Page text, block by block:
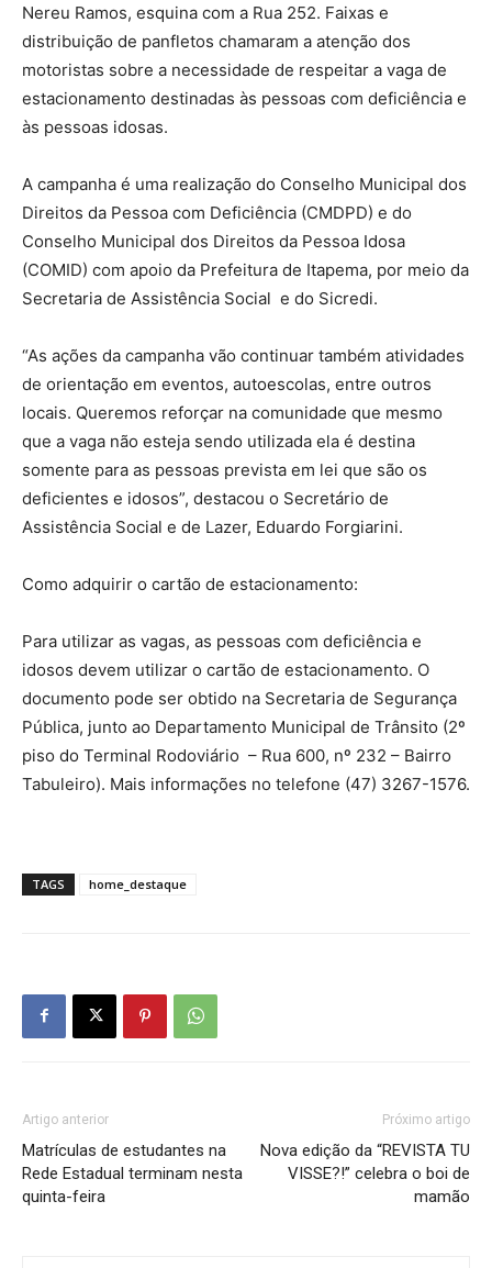
Nereu Ramos, esquina com a Rua 252. Faixas e
distribuição de panfletos chamaram a atenção dos
motoristas sobre a necessidade de respeitar a vaga de
estacionamento destinadas às pessoas com deficiência e
às pessoas idosas.
A campanha é uma realização do Conselho Municipal dos
Direitos da Pessoa com Deficiência (CMDPD) e do
Conselho Municipal dos Direitos da Pessoa Idosa
(COMID) com apoio da Prefeitura de Itapema, por meio da
Secretaria de Assistência Social e do Sicredi.
“As ações da campanha vão continuar também atividades
de orientação em eventos, autoescolas, entre outros
locais. Queremos reforçar na comunidade que mesmo
que a vaga não esteja sendo utilizada ela é destina
somente para as pessoas prevista em lei que são os
deficientes e idosos”, destacou o Secretário de
Assistência Social e de Lazer, Eduardo Forgiarini.
Como adquirir o cartão de estacionamento:
Para utilizar as vagas, as pessoas com deficiência e
idosos devem utilizar o cartão de estacionamento. O
documento pode ser obtido na Secretaria de Segurança
Pública, junto ao Departamento Municipal de Trânsito (2º
piso do Terminal Rodoviário – Rua 600, nº 232 – Bairro
Tabuleiro). Mais informações no telefone (47) 3267-1576.
TAGS home_destaque
Artigo anterior
Matrículas de estudantes na
Rede Estadual terminam nesta
quinta-feira
Próximo artigo
Nova edição da “REVISTA TU
VISSE?!” celebra o boi de
mamão